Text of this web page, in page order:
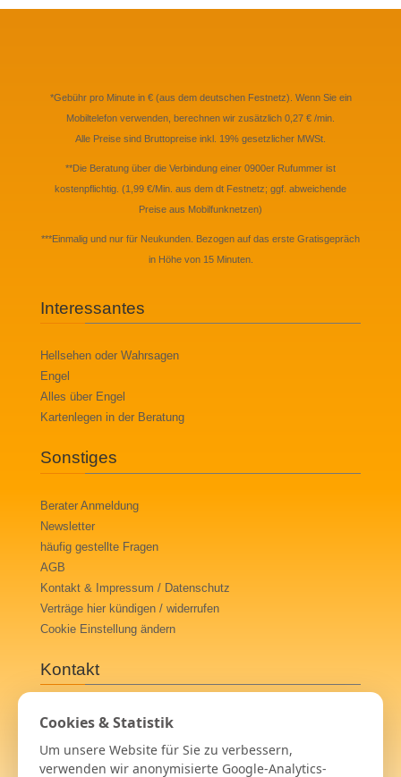
*Gebühr pro Minute in € (aus dem deutschen Festnetz). Wenn Sie ein
Mobiltelefon verwenden, berechnen wir zusätzlich 0,27 € /min.
Alle Preise sind Bruttopreise inkl. 19% gesetzlicher MWSt.
**Die Beratung über die Verbindung einer 0900er Rufummer ist
kostenpflichtig. (1,99 €/Min. aus dem dt Festnetz; ggf. abweichende
Preise aus Mobilfunknetzen)
***Einmalig und nur für Neukunden. Bezogen auf das erste Gratisgepräch
in Höhe von 15 Minuten.
Interessantes
Hellsehen oder Wahrsagen
Engel
Alles über Engel
Kartenlegen in der Beratung
Sonstiges
Berater Anmeldung
Newsletter
häufig gestellte Fragen
AGB
Kontakt & Impressum / Datenschutz
Verträge hier kündigen / widerrufen
Cookie Einstellung ändern
Kontakt
Spirit Guide UG (haftungsbeschränkt)
36039 Fulda
+49 (0)2166 3 99 99 70
Cookies & Statistik
Um unsere Website für Sie zu verbessern,
verwenden wir anonymisierte Google-Analytics-